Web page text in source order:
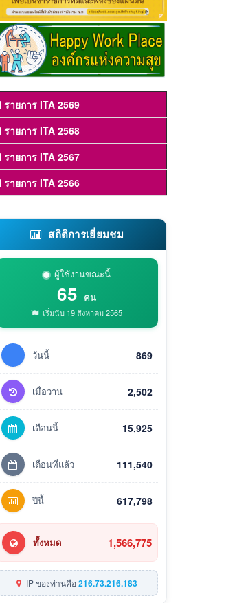
รายการ ITA 2569
รายการ ITA 2568
รายการ ITA 2567
รายการ ITA 2566
สถิติการเยี่ยมชม
ผู้ใช้งานขณะนี้
65 คน
เริ่มนับ 19 สิงหาคม 2565
วันนี้ 869
เมื่อวาน 2,502
เดือนนี้ 15,925
เดือนที่แล้ว 111,540
ปีนี้ 617,798
ทั้งหมด 1,566,775
IP ของท่านคือ216.73.216.183